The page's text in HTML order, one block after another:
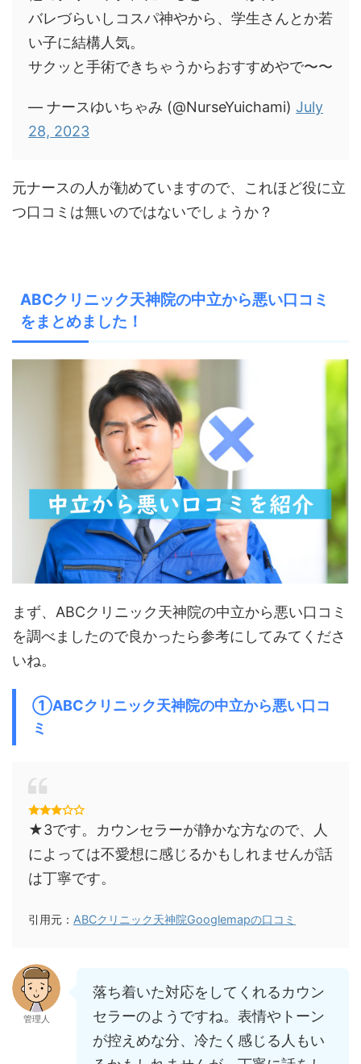
バレづらいしコスパ神やから、学生さんとか若
い子に結構人気。
サクッと手術できちゃうからおすすめやで〜〜
— ナースゆいちゃみ (@NurseYuichami) July
28, 2023
元ナースの人が勧めていますので、これほど役に立
つ口コミは無いのではないでしょうか？
ABCクリニック天神院の中立から悪い口コミ
をまとめました！
まず、ABCクリニック天神院の中立から悪い口コミ
を調べましたので良かったら参考にしてみてくださ
いね。
①ABCクリニック天神院の中立から悪い口コ
ミ
★3です。カウンセラーが静かな方なので、人
によっては不愛想に感じるかもしれませんが話
は丁寧です。
引用元： ABCクリニック天神院Googlemapの口コミ
管理人
落ち着いた対応をしてくれるカウン
セラーのようですね。表情やトーン
が控えめな分、冷たく感じる人もい